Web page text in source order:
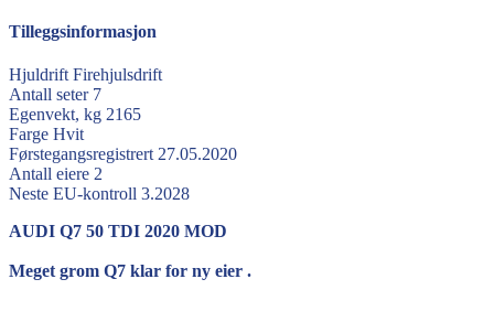
Tilleggsinformasjon
Hjuldrift Firehjulsdrift
Antall seter 7
Egenvekt, kg 2165
Farge Hvit
Førstegangsregistrert 27.05.2020
Antall eiere 2
Neste EU-kontroll 3.2028
AUDI Q7 50 TDI 2020 MOD
Meget grom Q7 klar for ny eier .